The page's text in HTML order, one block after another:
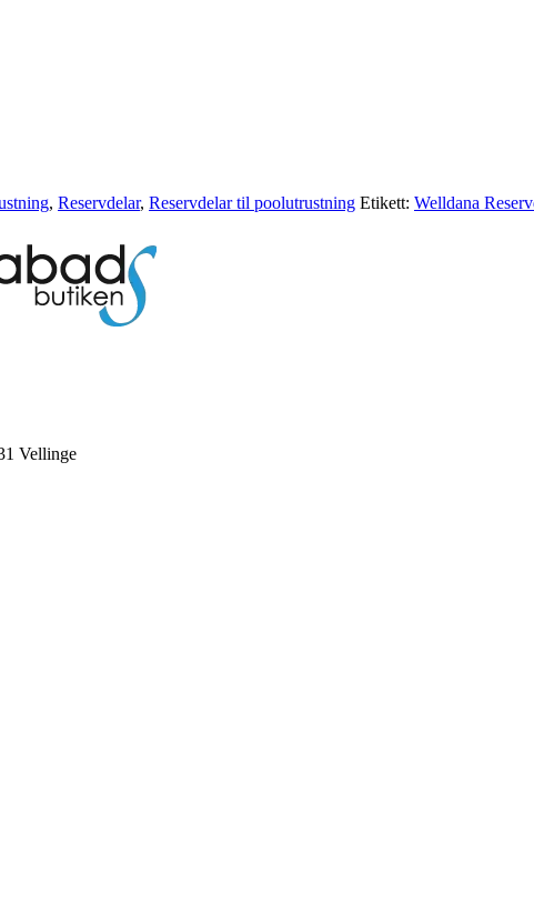
, Reservdelar, Reservdelar til poolutrustning Etikett: Welldana
Vellinge